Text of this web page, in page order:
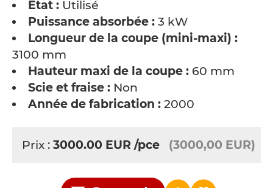
État : Utilisé
Puissance absorbée : 3 kW
Longueur de la coupe (mini-maxi) :
3100 mm
Hauteur maxi de la coupe : 60 mm
Scie et fraise : Non
Année de fabrication : 2000
Prix : 3000.00 EUR /pce (3000,00 EUR)